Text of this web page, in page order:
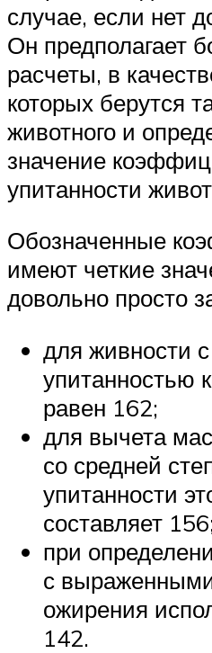
случае, если нет
Он предполагает
расчеты, в
которых берутся
животного и
значение
упитанности
Обозначенные
имеют четкие
довольно просто
для живности
упитанностью
равен 162;
для вычета
со средней
упитанности
составляет
при
с
ожирения
142.